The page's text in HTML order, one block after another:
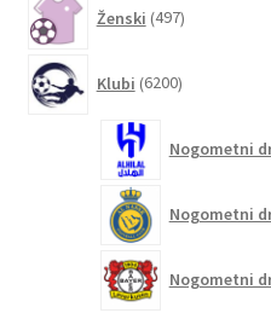
Ženski 497izdelkov
Klubi 6200izdelkov
Nogometni
Nogometni
Nogometni